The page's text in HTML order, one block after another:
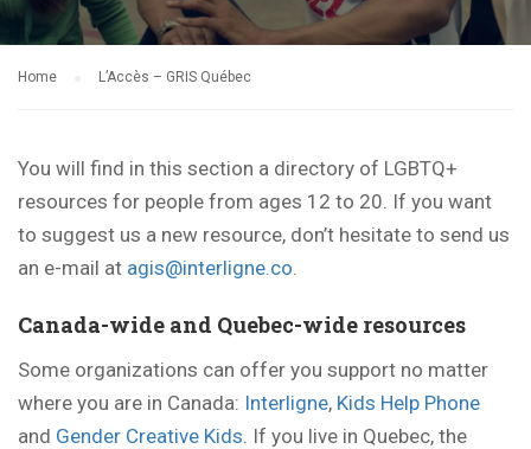
Home L’Accès – GRIS Québec
You will find in this section a directory of LGBTQ+
resources for people from ages 12 to 20. If you want
to suggest us a new resource, don’t hesitate to send us
an e-mail at agis@interligne.co.
Canada-wide and Quebec-wide resources
Some organizations can offer you support no matter
where you are in Canada: Interligne, Kids Help Phone
and Gender Creative Kids. If you live in Quebec, the